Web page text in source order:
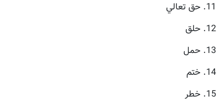
11. حق تعالي
12. حلق
13. حمل
14. ختم
15. خطر